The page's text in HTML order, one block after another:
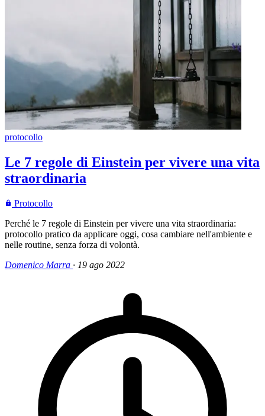
protocollo
Le 7 regole di Einstein per vivere una vita
straordinaria
Protocollo
Perché le 7 regole di Einstein per vivere una vita straordinaria:
protocollo pratico da applicare oggi, cosa cambiare nell'ambiente e
nelle routine, senza forza di volontà.
Domenico Marra · 19 ago 2022